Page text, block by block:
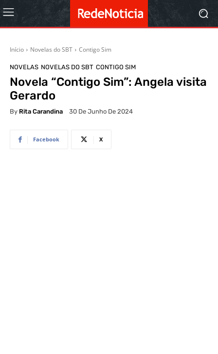
Início Novelas do SBT Contigo Sim
NOVELAS NOVELAS DO SBT CONTIGO SIM
Novela “Contigo Sim”: Angela visita
Gerardo
By Rita Carandina 30 De Junho De 2024
Facebook X